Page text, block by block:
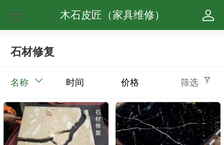
木石皮匠（家具维修）
石材修复
名称 时间 价格 筛选